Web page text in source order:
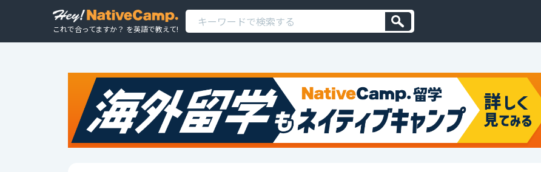
これで合ってますか？ を英語で教えて!